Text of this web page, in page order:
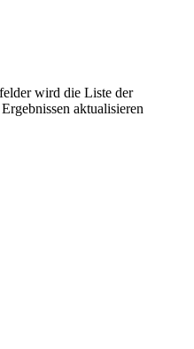
wird die Liste der
aktualisieren